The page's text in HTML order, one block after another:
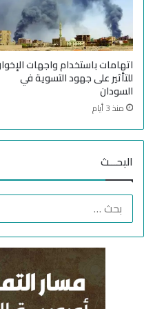
اتهامات باستخدام واجهات
للتأثير على جهود التسوية في
السودان
منذ 3 أيام
البحـــث